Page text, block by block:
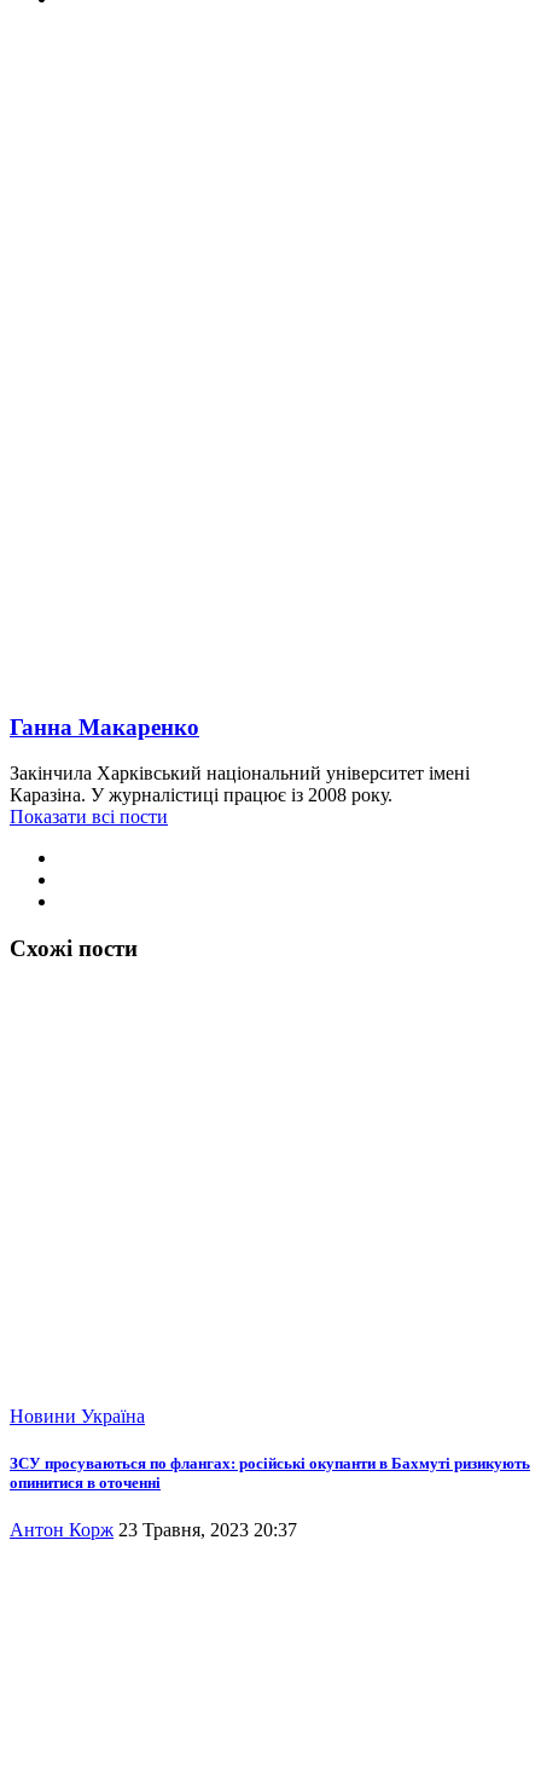
Ганна Макаренко
Закінчила Харківський національний університет імені
Каразіна. У журналістиці працює із 2008 року.
Показати всі пости
Схожі пости
Новини Україна
ЗСУ просуваються по флангах: російські окупанти в Бахмуті ризикують
опинитися в оточенні
Антон Корж 23 Травня, 2023 20:37